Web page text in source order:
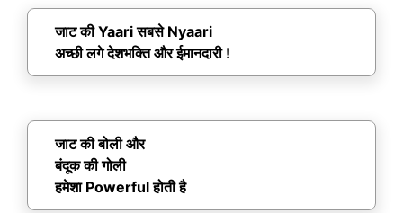
जाट की Yaari सबसे Nyaari
अच्छी लगे देशभक्ति और ईमानदारी !
जाट की बोली और
बंदूक की गोली
हमेशा Powerful होती है